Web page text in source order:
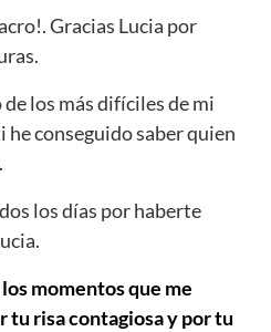
Gracias Lucia por
de los más difíciles de mi
he conseguido saber quien
los días por haberte
momentos que me
tu risa contagiosa y por tu